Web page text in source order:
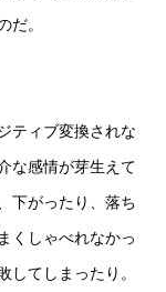
。
ティブ変換されな
な感情が芽生えて
下がったり、落ち
くしゃべれなかっ
てしまったり。